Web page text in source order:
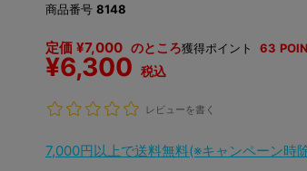
商品番号 8148
定価 ¥7,000 のところ
¥6,300 税込
獲得ポイント 63
レビューを書く
7,000円以上で送料無料(※キャンペーン時除